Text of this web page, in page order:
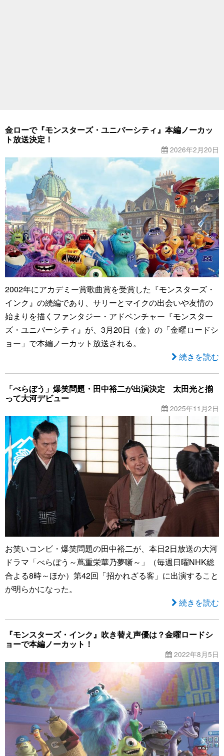
金ローで『モンスターズ・ユニバーシティ』本編ノーカッ
ト放送決定！
2026年2月20日
2002年にアカデミー賞歌曲賞を受賞した『モンスターズ・
インク』の続編であり、サリーとマイクの出会いや友情の
始まりを描くファンタジー・アドベンチャー『モンスター
ズ・ユニバーシティ』が、3月20日（金）の「金曜ロードシ
ョー」で本編ノーカット放送される。
続きを読む
「べらぼう」爆笑問題・田中裕二が出演決定 太田光と揃
って大河デビュー
2025年11月2日
お笑いコンビ・爆笑問題の田中裕二が、本日2日放送の大河
ドラマ「べらぼう～蔦重栄華乃夢噺～」（毎週日曜NHK総
合よる8時～ほか）第42回「招かれざる客」に出演すること
が明らかになった。
続きを読む
『モンスターズ・インク』吹き替え声優は？金曜ロードシ
ョーで本編ノーカット！
2022年8月5日